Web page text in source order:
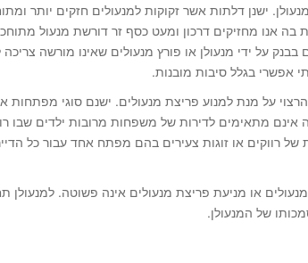
ישנן דלתות אשר זקוקות למנעולים חזקים יותר
אנו מחזיקים דרכון ומעט כסף זר דורשת מנעול
על ידי מנעולן או פורץ מנעולים שאינו מורשה צריכה
אפשרי בגלל סיבות מובנות.
על מנת למנוע פריצת מנעולים. ישנם סוגי מפתחות
אינם מתאימים לדירות של משפחות מרובות ילדים שבו
רווקים או זוגות צעירים בהם מפתח אחד עבור כל
או מניעת פריצת מנעולים אינה פשוטה. למנעולן
של המנעולן.